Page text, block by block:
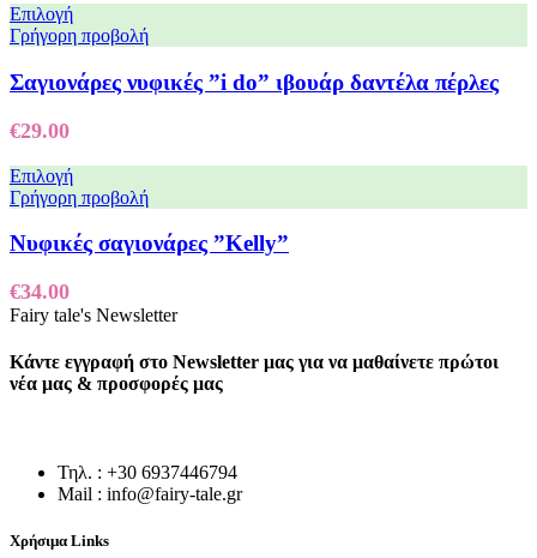
Επιλογή
Γρήγορη προβολή
Σαγιονάρες νυφικές ”i do” ιβουάρ δαντέλα πέρλες
€29.00
Επιλογή
Γρήγορη προβολή
Νυφικές σαγιονάρες ”Κelly”
€34.00
Fairy tale's Newsletter
Κάντε εγγραφή στο Newsletter μας για να μαθαίνετε πρώτοι
νέα μας & προσφορές μας
Τηλ. : +30 6937446794
Mail : info@fairy-tale.gr
Χρήσιμα Links